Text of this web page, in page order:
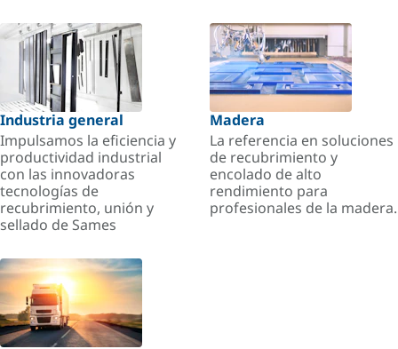
Industria general
Impulsamos la eficiencia y
productividad industrial
con las innovadoras
tecnologías de
recubrimiento, unión y
sellado de Sames
Madera
La referencia en soluciones
de recubrimiento y
encolado de alto
rendimiento para
profesionales de la madera.